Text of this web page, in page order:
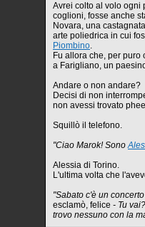
Avrei colto al volo ogni
coglioni, fosse anche
Novara, una
arte poliedrica in cui
Piombino.
Fu allora che, per puro
a Farigliano, un
Andare o non andare?
Decisi di non
non avessi trovato
Squillò il telefono.
"Ciao Marok! Sono
Alessia di Torino.
L'ultima volta che
"Sabato c'è un
esclamò, felice - Tu
trovo nessuno con la